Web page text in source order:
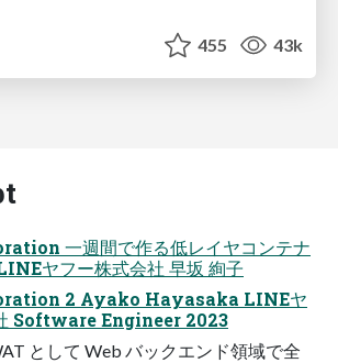
455 43k
⼀週間で作る低レイヤコンテナ
ヤフー株式会社 早坂 絢⼦
2 Ayako Hayasaka LINEヤ
Software Engineer 2023
として Web バックエンド領域で全